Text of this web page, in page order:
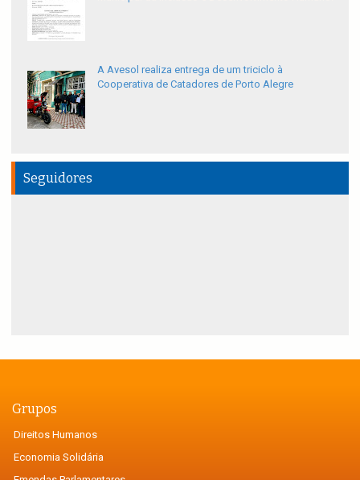
A Avesol realiza entrega de um triciclo à
Cooperativa de Catadores de Porto Alegre
Seguidores
Grupos
Direitos Humanos
Economia Solidária